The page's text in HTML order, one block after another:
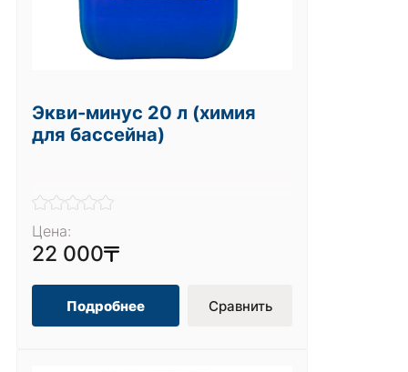
Экви-минус 20 л (химия
для бассейна)
Цена:
22 000
Подробнее Сравнить